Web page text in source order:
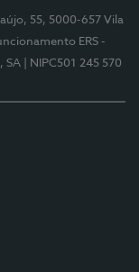
55, 5000-657 Vila
ERS -
SA | NIPC501 245 570